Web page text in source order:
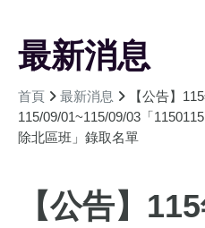
最新消息
首頁 最新消息
【公告】
115/09/01~115/09/03「
除北區班」錄取名單
【公告】